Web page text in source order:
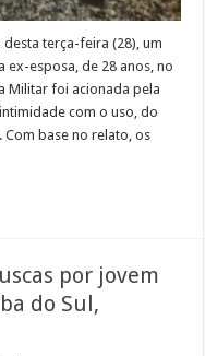
desta terça-feira (28), um
ex-esposa, de 28 anos, no
Militar foi acionada pela
com o uso, do
base no relato, os
por jovem
do Sul,